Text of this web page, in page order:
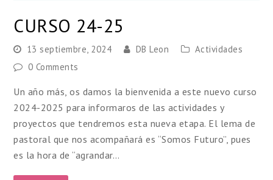
CURSO 24-25
13 septiembre, 2024 DB Leon
Actividades
0 Comments
Un año más, os damos la bienvenida a este nuevo curso
2024-2025 para informaros de las actividades y
proyectos que tendremos esta nueva etapa. El lema de
pastoral que nos acompañará es “Somos Futuro”, pues
es la hora de “agrandar…